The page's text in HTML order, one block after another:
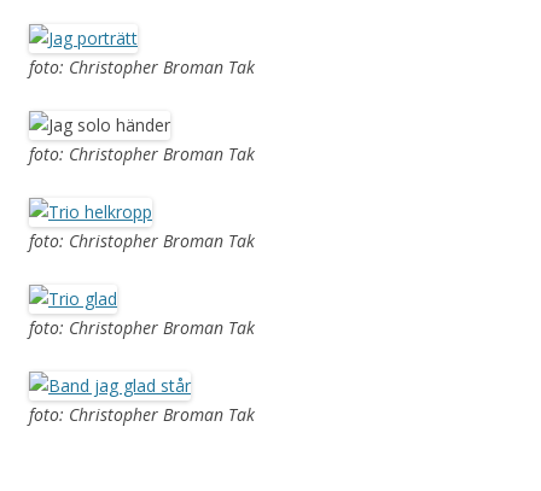
foto: Christopher Broman Tak
foto: Christopher Broman Tak
foto: Christopher Broman Tak
foto: Christopher Broman Tak
foto: Christopher Broman Tak